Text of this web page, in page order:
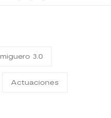
3.0
Actuaciones